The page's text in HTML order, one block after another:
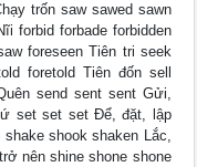
trốn saw sawed sawn
forbid forbade forbidden
foreseen Tiên tri seek
foretold Tiên đốn sell
send sent sent Gửi,
set set set Để, đặt, lập
shook shaken Lắc,
nên shine shone shone